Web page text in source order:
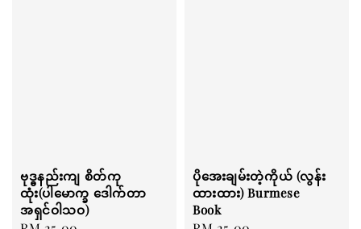
ဗုဒ္ဓနည်းကျ စိတ်ကု
ထုံး(ပါမောက္ခ ဒေါက်တာ
အရှင်ဝါသဝ)
ပိုအေးချမ်းတဲ့ကိုယ် (လွန်း
ထားထား) Burmese
Book